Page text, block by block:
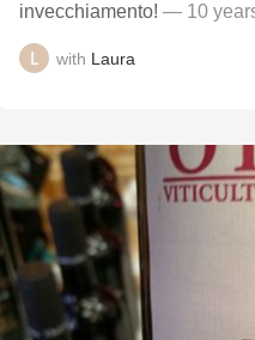
invecchiamento! — 10
with Laura